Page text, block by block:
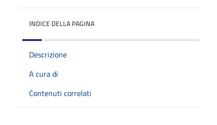
INDICE DELLA PAGINA
Descrizione
A cura di
Contenuti correlati